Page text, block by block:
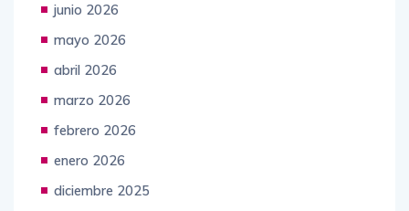
junio 2026
mayo 2026
abril 2026
marzo 2026
febrero 2026
enero 2026
diciembre 2025